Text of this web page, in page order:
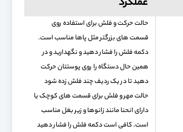
عملکرد
حالت حرکت و فلش برای استفاده روی
قسمت های بزرگتر مثل پاها مناسب است.
دکمه فلش را فشار دهید و نگهدارید و در
همین حال دستگاه را روی پوستتان حرکت
دهید تا در یک ردیف چند فلش زده شود
حالت مهر و فلش برای قسمت های کوچک یا
دارای انحنا مانند زانوها و زیر بغل مناسب
است. کافی است دکمه فلش را فشار دهید